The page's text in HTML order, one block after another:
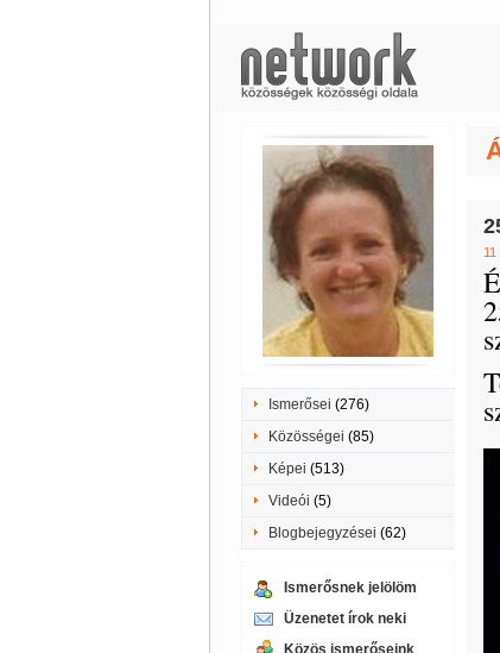
Ismerősei (276)
Közösségei (85)
Képei (513)
Videói (5)
Blogbejegyzései (62)
Ismerősnek jelölöm
Üzenetet írok neki
Közös ismerőseink
11